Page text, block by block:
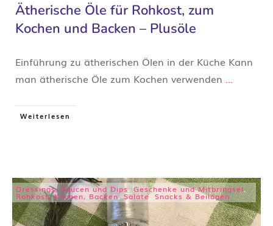
Ätherische Öle für Rohkost, zum
Kochen und Backen – Plusöle
Einführung zu ätherischen Ölen in der Küche Kann
man ätherische Öle zum Kochen verwenden ...
Weiterlesen
Dressings, Saucen und Dips, Geschenke und Mitbringsel,
Rohkost, Kochen, Backen,Salate,Snacks & Beilagen